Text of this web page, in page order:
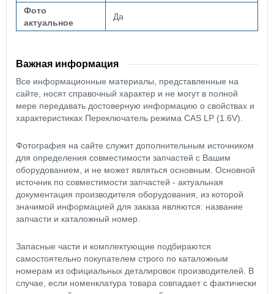
Фото
актуальное
Да
Важная информация
Все информационные материалы, представленные на
сайте, носят справочный характер и не могут в полной
мере передавать достоверную информацию о свойствах и
характеристиках Переключатель режима CAS LР (1.6V).
Фотография на сайте служит дополнительным источником
для определения совместимости запчастей с Вашим
оборудованием, и не может являться основным. Основной
источник по совместимости запчастей - актуальная
документация производителя оборудования, из которой
значимой информацией для заказа являются: название
запчасти и каталожный номер.
Запасные части и комплектующие подбираются
самостоятельно покупателем строго по каталожным
номерам из официальных деталировок производителей. В
случае, если номенклатура товара совпадает с фактически